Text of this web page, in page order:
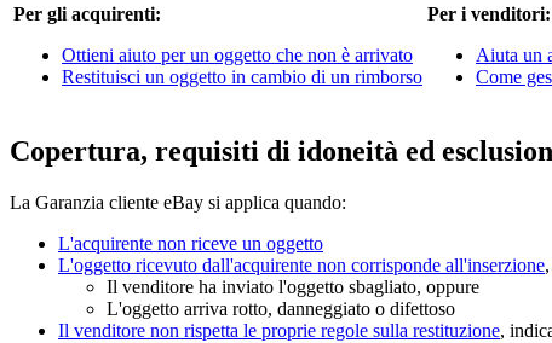
Per gli acquirenti:
Ottieni aiuto per un oggetto che non è arrivato
Restituisci un oggetto in cambio di un rimborso
Per i venditori:
Aiuta un
Come
Copertura, requisiti di idoneità ed
La Garanzia cliente eBay si applica quando:
L'acquirente non riceve un oggetto
L'oggetto ricevuto dall'acquirente non corrisponde all'inserzione
Il venditore ha inviato l'oggetto sbagliato, oppure
L'oggetto arriva rotto, danneggiato o difettoso
Il venditore non rispetta le proprie regole sulla restituzione,